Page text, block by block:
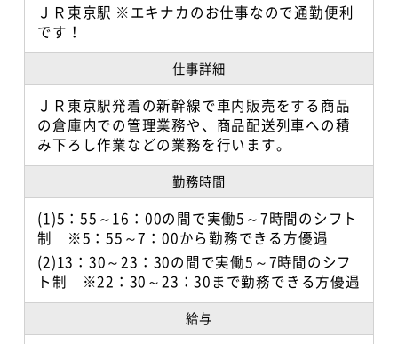
ＪＲ東京駅 ※エキナカのお仕事なので通勤便利
です！
仕事詳細
ＪＲ東京駅発着の新幹線で車内販売をする商品
の倉庫内での管理業務や、商品配送列車への積
み下ろし作業などの業務を行います。
勤務時間
(1)5：55～16：00の間で実働5～7時間のシフト
制 ※5：55～7：00から勤務できる方優遇
(2)13：30～23：30の間で実働5～7時間のシフ
ト制 ※22：30～23：30まで勤務できる方優遇
給与